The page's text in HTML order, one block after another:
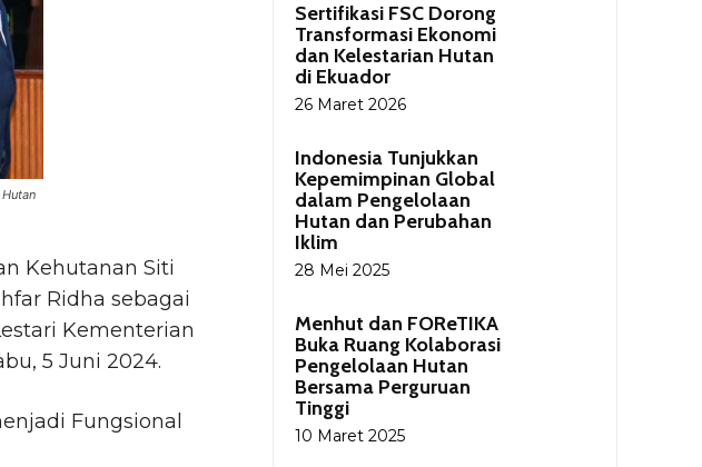
Kehutanan Siti
Ridha sebagai
Kementerian
5 Juni 2024.
Fungsional
Sertifikasi FSC Dorong
Transformasi Ekonomi
dan Kelestarian Hutan
di Ekuador
26 Maret 2026
Indonesia Tunjukkan
Kepemimpinan Global
dalam Pengelolaan
Hutan dan Perubahan
Iklim
28 Mei 2025
Menhut dan FOReTIKA
Buka Ruang Kolaborasi
Pengelolaan Hutan
Bersama Perguruan
Tinggi
10 Maret 2025